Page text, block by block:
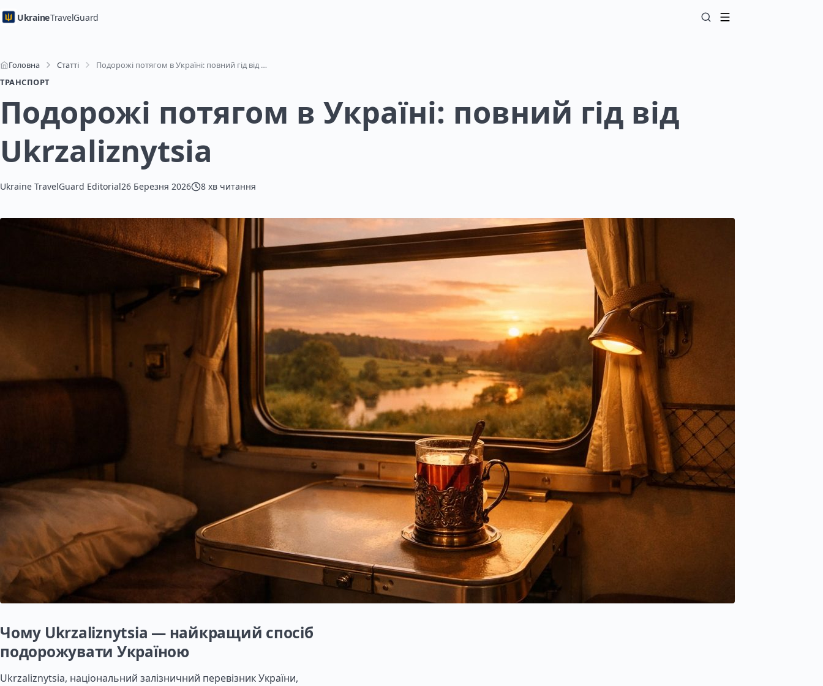
UkraineTravelGuard
Головна Статті
Подорожі потягом в Україні: повний гід від Ukrzaliznytsia
ТРАНСПОРТ
Подорожі потягом в Україні: повний гід від
Ukrzaliznytsia
Ukraine TravelGuard Editorial26 Березня 2026 8 хв читання
Чому Ukrzaliznytsia — найкращий спосіб
подорожувати Україною
Ukrzaliznytsia, національний залізничний перевізник України,